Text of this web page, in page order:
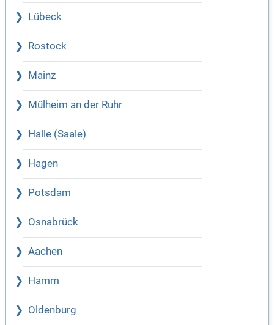
Lübeck
Rostock
Mainz
Mülheim an der Ruhr
Halle (Saale)
Hagen
Potsdam
Osnabrück
Aachen
Hamm
Oldenburg